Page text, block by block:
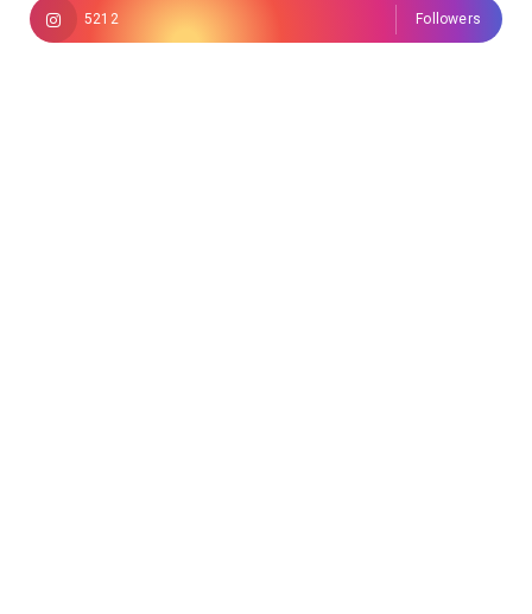
5212 Followers